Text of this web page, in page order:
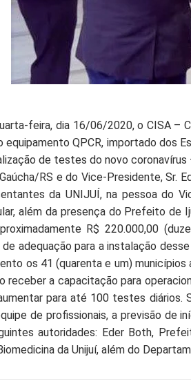
feira, dia 16/06/2020, o CISA –
equipamento QPCR, importado dos
de testes do novo
RS e do Vice-Presidente, Sr.
da UNIJUÍ, na pessoa do
além da presença do Prefeito de
R$ 220.000,00
adequação para a instalação
os 41 (quarenta e um)
receber a capacitação para
para até 100 testes diários.
de profissionais, a previsão de
autoridades: Eder Both,
da Unijuí, além do